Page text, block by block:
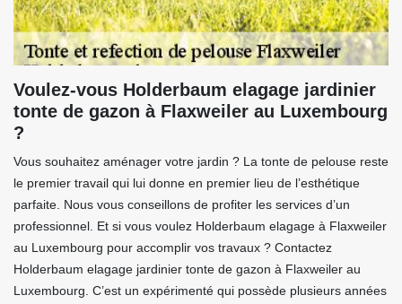
Voulez-vous Holderbaum elagage jardinier
tonte de gazon à Flaxweiler au Luxembourg
?
Vous souhaitez aménager votre jardin ? La tonte de pelouse reste
le premier travail qui lui donne en premier lieu de l’esthétique
parfaite. Nous vous conseillons de profiter les services d’un
professionnel. Et si vous voulez Holderbaum elagage à Flaxweiler
au Luxembourg pour accomplir vos travaux ? Contactez
Holderbaum elagage jardinier tonte de gazon à Flaxweiler au
Luxembourg. C’est un expérimenté qui possède plusieurs années